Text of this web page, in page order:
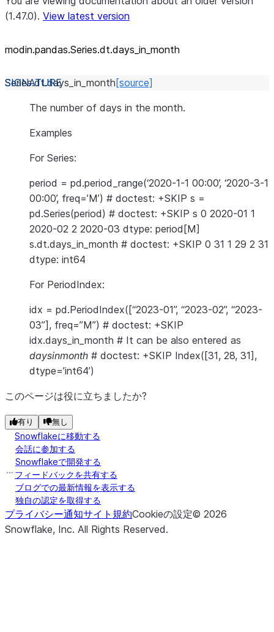
(1.47.0). View latest version
modin.pandas.Series.dt.days_ in_ month
Series.dt.days_in_month [source]
The number of days in the month.
Examples
For Series:
period = pd.period_range(‘2020-1-1 00:00’, ‘2020-3-1
00:00’, freq=’M’) # doctest: +SKIP s =
pd.Series(period) # doctest: +SKIP s 0 2020-01 1
2020-02 2 2020-03 dtype: period[M]
s.dt.days_in_month # doctest: +SKIP 0 31 1 29 2 31
dtype: int64
For PeriodIndex:
idx = pd.PeriodIndex([“2023-01”, “2023-02”, “2023-
03”], freq=”M”) # doctest: +SKIP
idx.days_in_month # It can be also entered as
daysinmonth # doctest: +SKIP Index([31, 28, 31],
dtype=’int64’)
このページは役に立ちましたか?
有り 無し
Snowflakeに移動する
会話に参加する
Snowflakeで開発する
フィードバックを共有する
ブログでの最新情報を表示する
独自の認定を取得する
プライバシー通知サイト規約Cookieの設定© 2026
Snowflake, Inc. All Rights Reserved.